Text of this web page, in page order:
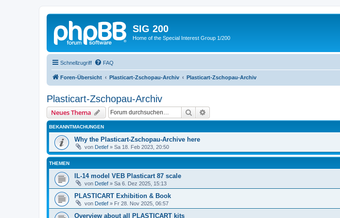
SIG 200
Home of the Special Interest Group 1/200
Schnellzugriff FAQ
Foren-Übersicht Plasticart-Zschopau-Archiv Plasticart-Zschopau-Archiv
Plasticart-Zschopau-Archiv
Neues Thema Suche
BEKANNTMACHUNGEN
Why the Plasticart-Zschopau-Archive here
von Detlef » Sa 18. Feb 2023, 20:50
THEMEN
IL-14 model VEB Plasticart 87 scale
von Detlef » Sa 6. Dez 2025, 15:13
PLASTICART Exhibition & Book
von Detlef » Fr 28. Nov 2025, 06:57
Overview about all PLASTICART kits